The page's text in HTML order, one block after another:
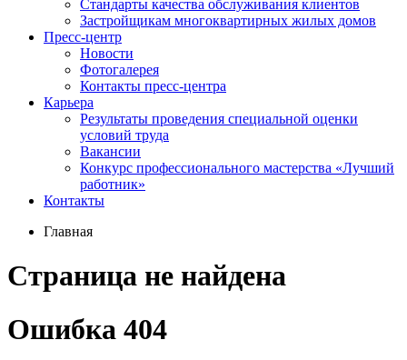
Стандарты качества обслуживания клиентов
Застройщикам многоквартирных жилых домов
Пресс-центр
Новости
Фотогалерея
Контакты пресс-центра
Карьера
Результаты проведения специальной оценки
условий труда
Вакансии
Конкурс профессионального мастерства «Лучший
работник»
Контакты
Главная
Страница не найдена
Ошибка 404